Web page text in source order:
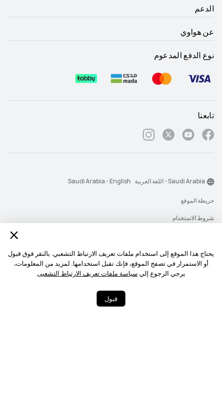
يحتاج هذا الموقع إلى استخدام ملفات تعريف الارتباط التشعبي. بالنقر فوق قبول
أو الاستمرار في تصفح الموقع، فإنك تقبل استخدامها. لمزيد من المعلومات،
يرجي الرجوع إلي سياسة ملفات تعريف الارتباط التشعبى
قبول
الدعم
عن هواوي
نوع الدفع المدعوم
تابعنا
خريطة الموقع
شروط الاستخدام
الكوكيز
سياسة رسائل الإشعارات
Saudi Arabia - اللغة العربية Saudi Arabia - English